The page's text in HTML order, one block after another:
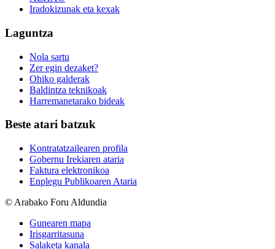
Iradokizunak eta kexak
Laguntza
Nola sartu
Zer egin dezaket?
Ohiko galderak
Baldintza teknikoak
Harremanetarako bideak
Beste atari batzuk
Kontratatzailearen profila
Gobernu Irekiaren ataria
Faktura elektronikoa
Enplegu Publikoaren Ataria
© Arabako Foru Aldundia
Gunearen mapa
Irisgarritasuna
Salaketa kanala